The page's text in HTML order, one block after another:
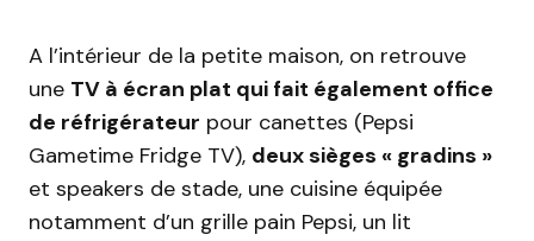
A l’intérieur de la petite maison, on retrouve
une TV à écran plat qui fait également office
de réfrigérateur pour canettes (Pepsi
Gametime Fridge TV), deux sièges « gradins »
et speakers de stade, une cuisine équipée
notamment d’un grille pain Pepsi, un lit